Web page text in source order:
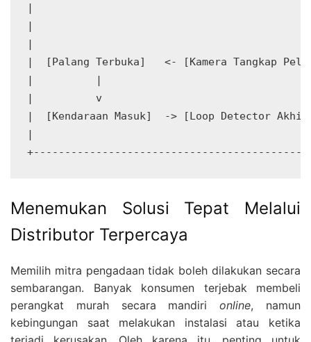
|
|
|
|  [Palang Terbuka]   <- [Kamera Tangkap
|          |
|          v
|  [Kendaraan Masuk]  -> [Loop Detector
|
Menemukan Solusi Tepat Melalui
Distributor Terpercaya
Memilih mitra pengadaan tidak boleh dilakukan secara
sembarangan. Banyak konsumen terjebak membeli
perangkat murah secara mandirionline, namun
kebingungan saat melakukan instalasi atau ketika